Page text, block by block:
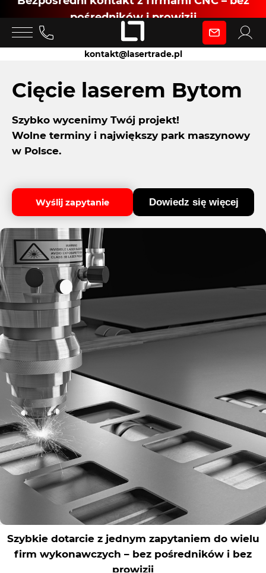
pośredników i prowizji
Zaloguj się
Klient
Dołącz jako Partner CNC
Rejestracja
Partner produkcyjny
kontakt@lasertrade.pl
Cięcie laserem Bytom
Szybko wycenimy Twój projekt!
Wolne terminy i największy park maszynowy
w Polsce.
Wyślij zapytanie Dowiedz się więcej